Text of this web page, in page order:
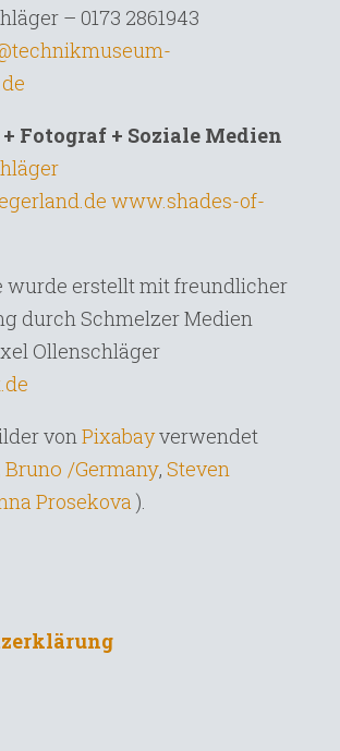
– 0173 2861943
Fotograf + Soziale Medien
www.shades-of-
wurde erstellt mit freundlicher
durch Schmelzer Medien
Ollenschläger
vonPixabayverwendet
Bruno /Germany, Steven
Prosekova).